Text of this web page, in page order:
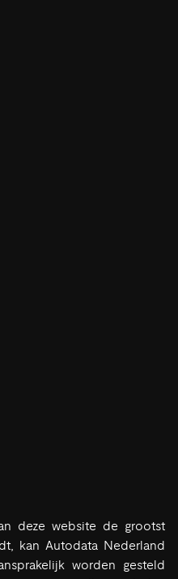
deze website de grootst
kan Autodata Nederland
worden gesteld